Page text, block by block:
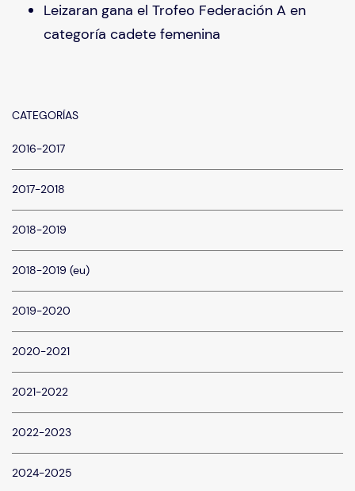
Leizaran gana el Trofeo Federación A en
categoría cadete femenina
CATEGORÍAS
2016-2017
2017-2018
2018-2019
2018-2019 (eu)
2019-2020
2020-2021
2021-2022
2022-2023
2024-2025